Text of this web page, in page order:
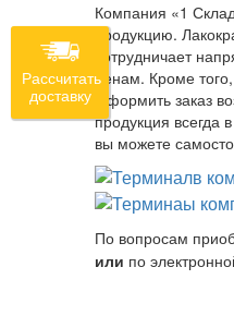
Компания «1
продукцию.
сотрудничает
ценам. Кроме того,
Оформить заказ
продукция всегда
вы можете
По вопросам
или по
Рассчитать
доставку